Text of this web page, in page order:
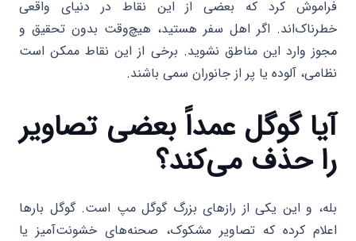
فراموش کرد که بعضی از این نقاط در دنیای واقعی
خطرناک‌اند. اگر اهل سفر هستید، هیچ‌وقت بدون تحقیق و
مجوز وارد این مناطق نشوید. برخی از این نقاط ممکن است
نظامی، آلوده یا پر از جانوران سمی باشند.
آیا گوگل عمداً بعضی تصاویر
را حذف می‌کند؟
بله، و این یکی از رازهای بزرگ گوگل مپ است. گوگل بارها
اعلام کرده که تصاویر مشکوک، صحنه‌های خشونت‌آمیز یا